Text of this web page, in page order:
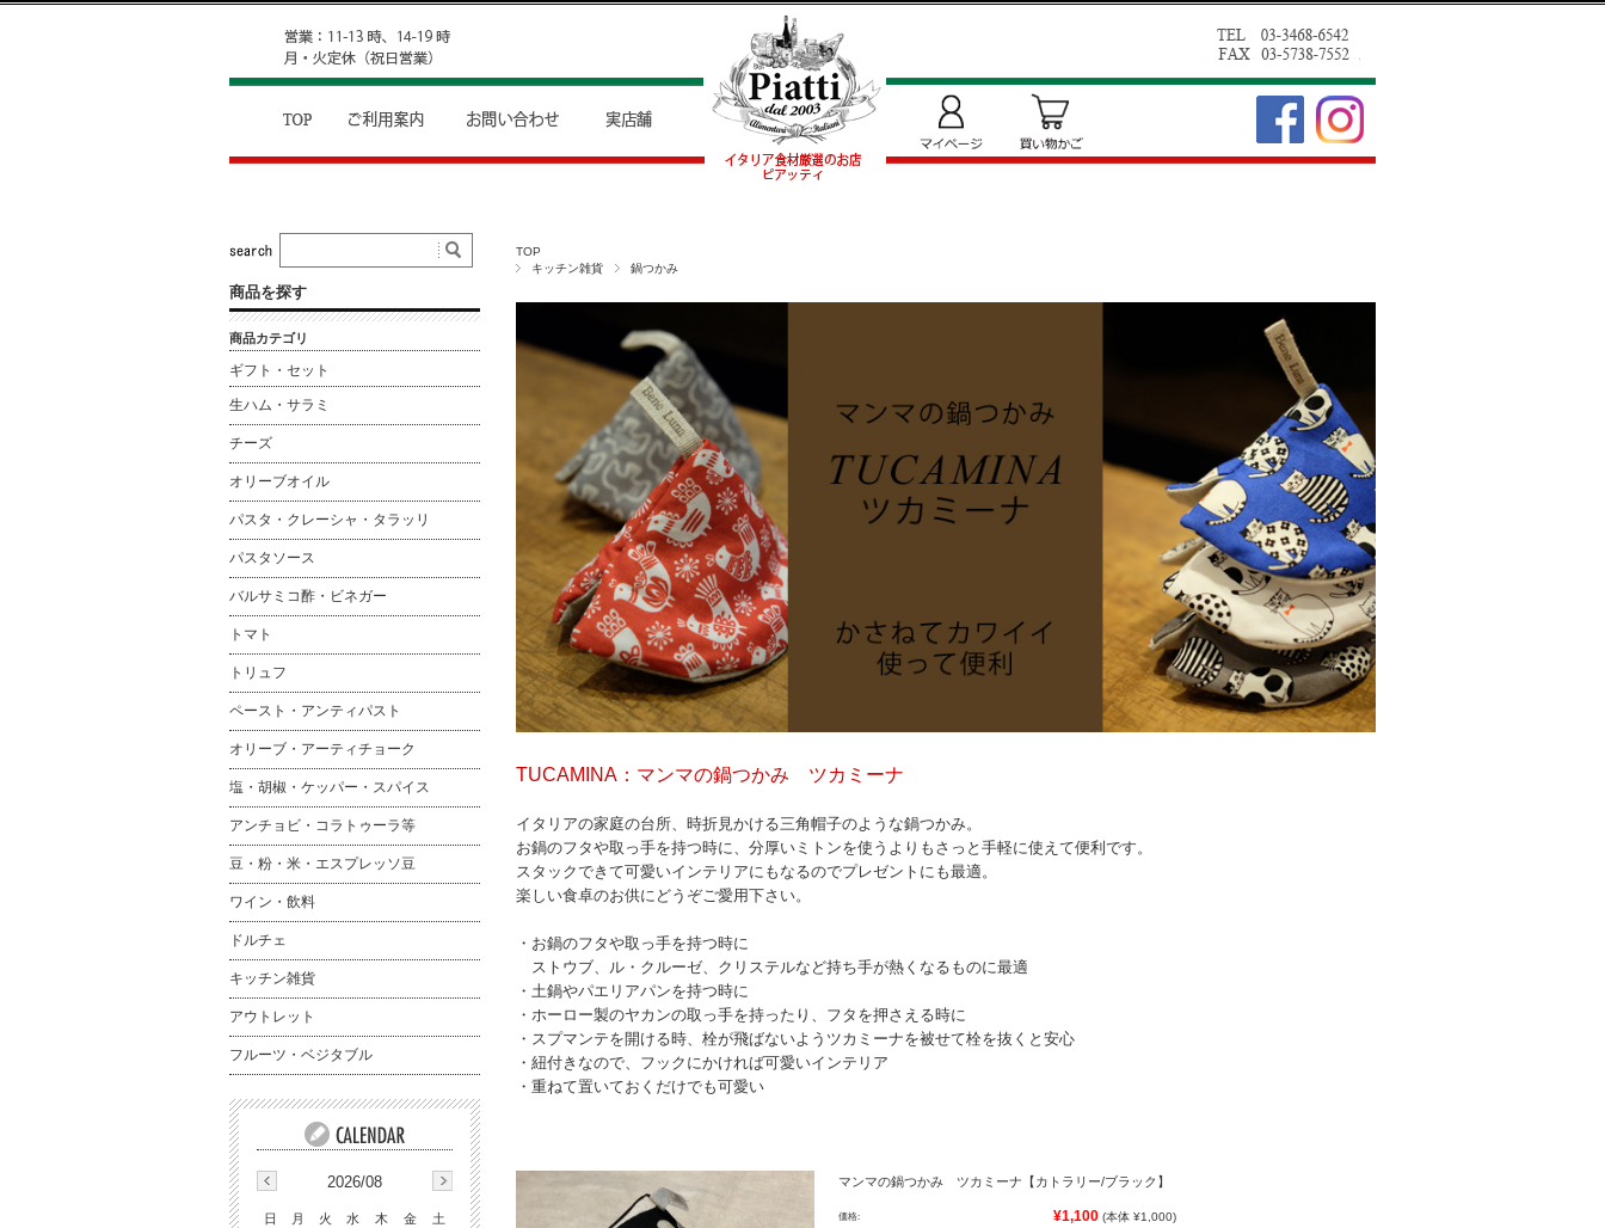
TOP
キッチン雑貨
鍋つかみ
TUCAMINA：マンマの鍋つかみ ツカミーナ
イタリアの家庭の台所、時折見かける三角帽子のような鍋つかみ。
お鍋のフタや取っ手を持つ時に、分厚いミトンを使うよりもさっと手軽に使えて便利です。
スタックできて可愛いインテリアにもなるのでプレゼントにも最適。
楽しい食卓のお供にどうぞご愛用下さい。
・お鍋のフタや取っ手を持つ時に
ストウブ、ル・クルーゼ、クリステルなど持ち手が熱くなるものに最適
・土鍋やパエリアパンを持つ時に
・ホーロー製のヤカンの取っ手を持ったり、フタを押さえる時に
・スプマンテを開ける時、栓が飛ばないようツカミーナを被せて栓を抜くと安心
・紐付きなので、フックにかければ可愛いインテリア
・重ねて置いておくだけでも可愛い
マンマの鍋つかみ ツカミーナ【カトラリー/ブラック】
価格: ¥1,100 (本体 ¥1,000)
商品を探す
商品カテゴリ
ギフト・セット
生ハム・サラミ
チーズ
オリーブオイル
パスタ・クレーシャ・タラッリ
パスタソース
バルサミコ酢・ビネガー
トマト
トリュフ
ペースト・アンティパスト
オリーブ・アーティチョーク
塩・胡椒・ケッパー・スパイス
アンチョビ・コラトゥーラ等
豆・粉・米・エスプレッソ豆
ワイン・飲料
ドルチェ
キッチン雑貨
アウトレット
フルーツ・ベジタブル
2026/08
日 月 火 水 木 金
土